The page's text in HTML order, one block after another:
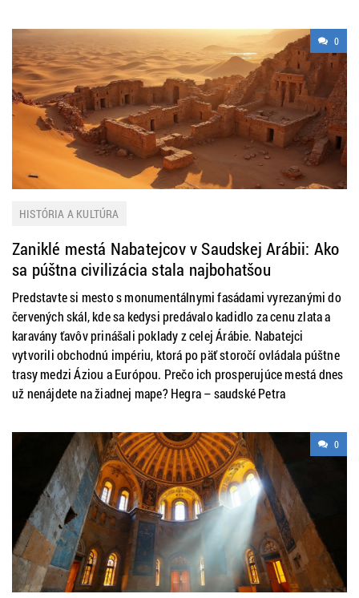
0
HISTÓRIA A KULTÚRA
Zaniklé mestá Nabatejcov v Saudskej Arábii: Ako
sa púštna civilizácia stala najbohatšou
obchodnou impériou starého sveta
Predstavte si mesto s monumentálnymi fasádami vyrezanými do
červených skál, kde sa kedysi predávalo kadidlo za cenu zlata a
karavány ťavôv prinášali poklady z celej Árábie. Nabatejci
vytvorili obchodnú impériu, ktorá po päť storočí ovládala púštne
trasy medzi Áziou a Európou. Prečo ich prosperujúce mestá dnes
už nenájdete na žiadnej mape? Hegra – saudské Petra
0